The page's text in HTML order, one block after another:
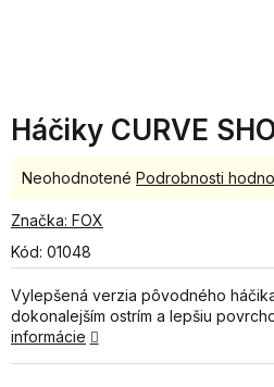
Háčiky CURVE
Kód: 01048
Vylepšená verzia pôvodného
dokonalejším ostrím a lepšiu
informácie
Priemerné
produktu
0,0
5
hviezdičiek.
Neohodnotené Podrobnosti
Značka: FOX